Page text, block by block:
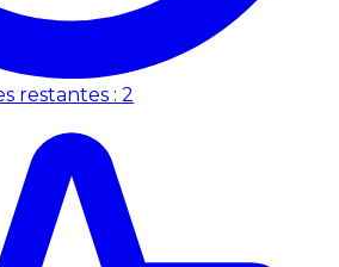
restantes : 2